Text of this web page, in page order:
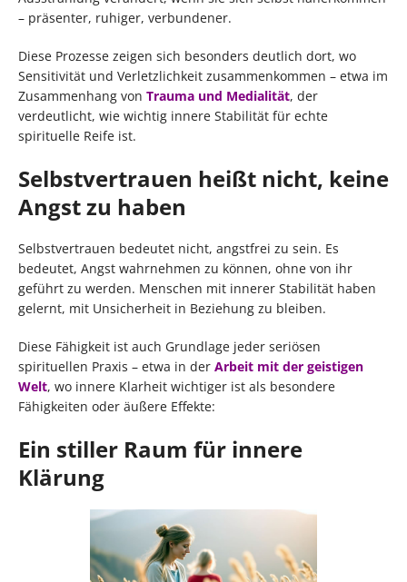
– präsenter, ruhiger, verbundener.
Diese Prozesse zeigen sich besonders deutlich dort, wo
Sensitivität und Verletzlichkeit zusammenkommen – etwa im
Zusammenhang von Trauma und Medialität, der
verdeutlicht, wie wichtig innere Stabilität für echte
spirituelle Reife ist.
Selbstvertrauen heißt nicht, keine
Angst zu haben
Selbstvertrauen bedeutet nicht, angstfrei zu sein. Es
bedeutet, Angst wahrnehmen zu können, ohne von ihr
geführt zu werden. Menschen mit innerer Stabilität haben
gelernt, mit Unsicherheit in Beziehung zu bleiben.
Diese Fähigkeit ist auch Grundlage jeder seriösen
spirituellen Praxis – etwa in der Arbeit mit der geistigen
Welt, wo innere Klarheit wichtiger ist als besondere
Fähigkeiten oder äußere Effekte:
Ein stiller Raum für innere
Klärung